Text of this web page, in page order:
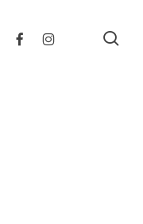
facebookinstagram